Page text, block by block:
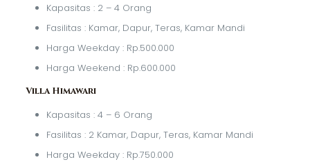
Kapasitas : 2 – 4 Orang
Fasilitas : Kamar, Dapur, Teras, Kamar Mandi
Harga Weekday : Rp.500.000
Harga Weekend : Rp.600.000
Villa Himawari
Kapasitas : 4 – 6 Orang
Fasilitas : 2 Kamar, Dapur, Teras, Kamar Mandi
Harga Weekday : Rp.750.000